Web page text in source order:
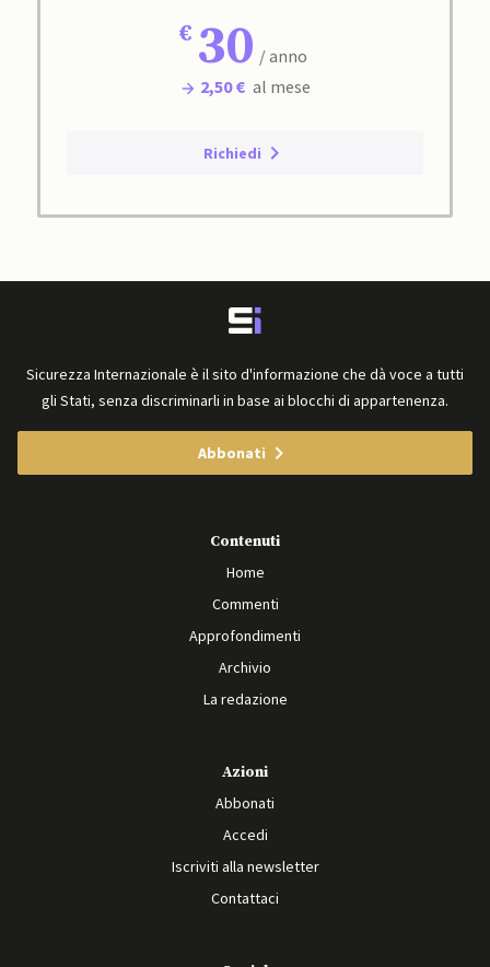
30 / anno
2,50 € al mese
Richiedi
Sicurezza Internazionale è il sito d'informazione che dà voce a tutti
gli Stati, senza discriminarli in base ai blocchi di appartenenza.
Abbonati
Contenuti
Home
Commenti
Approfondimenti
Archivio
La redazione
Azioni
Abbonati
Accedi
Iscriviti alla newsletter
Contattaci